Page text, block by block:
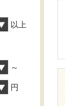
以上
～
円